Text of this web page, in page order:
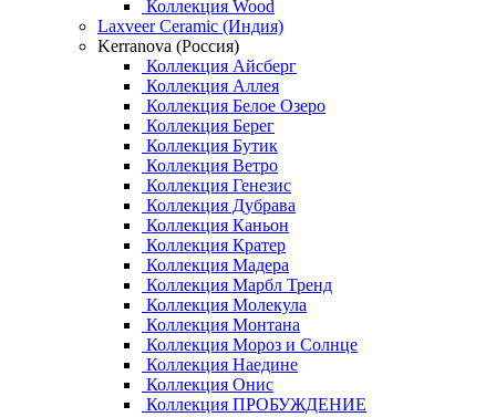
Коллекция Wood
Laxveer Ceramic (Индия)
Kerranova (Россия)
Коллекция Айсберг
Коллекция Аллея
Коллекция Белое Озеро
Коллекция Берег
Коллекция Бутик
Коллекция Ветро
Коллекция Генезис
Коллекция Дубрава
Коллекция Каньон
Коллекция Кратер
Коллекция Мадера
Коллекция Марбл Тренд
Коллекция Молекула
Коллекция Монтана
Коллекция Мороз и Солнце
Коллекция Наедине
Коллекция Онис
Коллекция ПРОБУЖДЕНИЕ